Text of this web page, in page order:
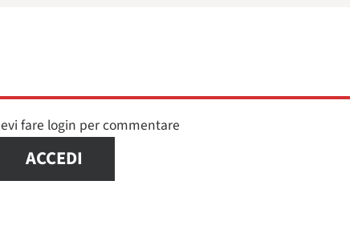
fare login per commentare
ACCEDI